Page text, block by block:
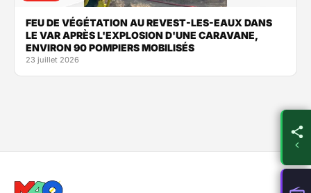
FEU DE VÉGÉTATION AU REVEST-LES-EAUX DANS
LE VAR APRÈS L'EXPLOSION D'UNE CARAVANE,
ENVIRON 90 POMPIERS MOBILISÉS
23 juillet 2026